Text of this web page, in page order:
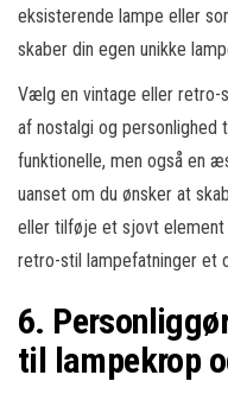
eksisterende lampe eller
skaber din egen unikke
Vælg en vintage eller
af nostalgi og personlighed
funktionelle, men også en
uanset om du ønsker at
eller tilføje et sjovt
retro-stil lampefatninger et
6.
til lampekrop